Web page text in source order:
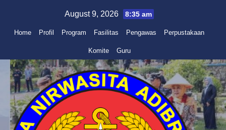
content
August 9, 2026 8:35 am
Home Profil Program Fasilitas Pengawas Perpustakaan
Komite Guru